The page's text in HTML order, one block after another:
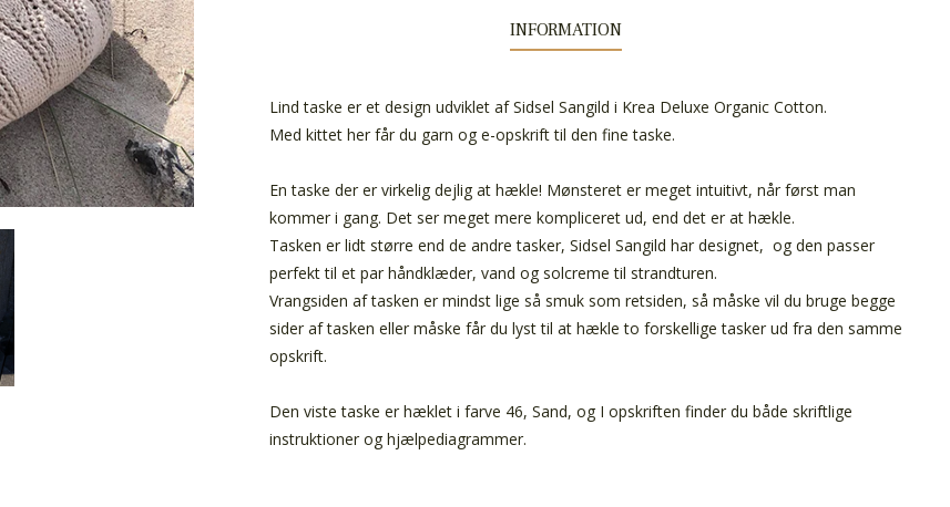
INFORMATION
Lind taske er et design udviklet af Sidsel Sangild i Krea Deluxe Organic Cotton.
Med kittet her får du garn og e-opskrift til den fine taske.
En taske der er virkelig dejlig at hækle! Mønsteret er meget intuitivt, når først man
kommer i gang. Det ser meget mere kompliceret ud, end det er at hækle.
Tasken er lidt større end de andre tasker, Sidsel Sangild har designet, og den passer
perfekt til et par håndklæder, vand og solcreme til strandturen.
Vrangsiden af tasken er mindst lige så smuk som retsiden, så måske vil du bruge begge
sider af tasken eller måske får du lyst til at hækle to forskellige tasker ud fra den samme
opskrift.
Den viste taske er hæklet i farve 46, Sand, og I opskriften finder du både skriftlige
instruktioner og hjælpediagrammer.